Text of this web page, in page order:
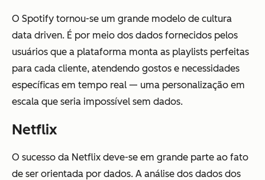
O Spotify tornou-se um grande modelo de cultura
data driven. É por meio dos dados fornecidos pelos
usuários que a plataforma monta as playlists perfeitas
para cada cliente, atendendo gostos e necessidades
específicas em tempo real — uma personalização em
escala que seria impossível sem dados.
Netflix
O sucesso da Netflix deve-se em grande parte ao fato
de ser orientada por dados. A análise dos dados dos